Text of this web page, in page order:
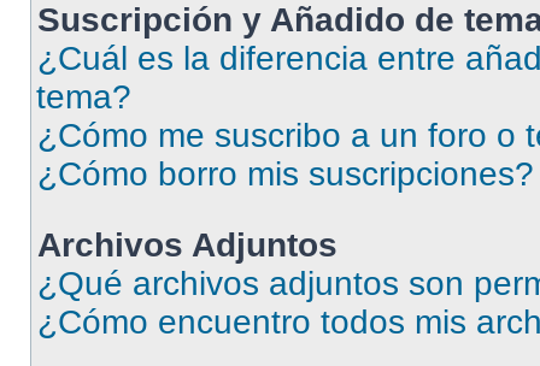
Suscripción y Añadido de
¿Cuál es la diferencia entre
tema?
¿Cómo me suscribo a un foro o
¿Cómo borro mis suscripciones?
Archivos Adjuntos
¿Qué archivos adjuntos son
¿Cómo encuentro todos mis